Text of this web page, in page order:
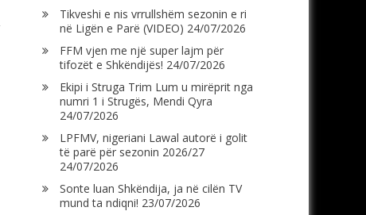
Tikveshi e nis vrrullshëm sezonin e ri
në Ligën e Parë (VIDEO) 24/07/2026
FFM vjen me një super lajm për
tifozët e Shkëndijës! 24/07/2026
Ekipi i Struga Trim Lum u mirëprit nga
numri 1 i Strugës, Mendi Qyra
24/07/2026
LPFMV, nigeriani Lawal autorë i golit
të parë për sezonin 2026/27
24/07/2026
Sonte luan Shkëndija, ja në cilën TV
mund ta ndiqni! 23/07/2026